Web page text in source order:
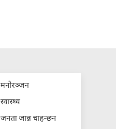
मनोरञ्जन
स्वास्थ्य
जनता जान्न चाहन्छन